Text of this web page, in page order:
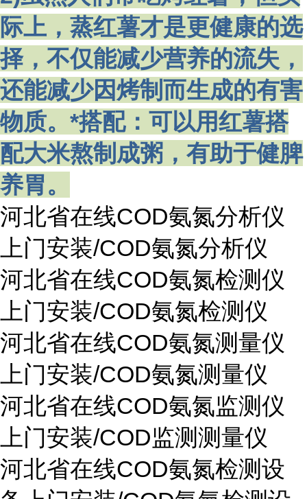
际上，蒸红薯才是更健康的选
择，不仅能减少营养的流失，
还能减少因烤制而生成的有害
物质。*搭配：可以用红薯搭
配大米熬制成粥，有助于健脾
养胃。
河北省在线COD氨氮分析仪
上门安装/COD氨氮分析仪
河北省在线COD氨氮检测仪
上门安装/COD氨氮检测仪
河北省在线COD氨氮测量仪
上门安装/COD氨氮测量仪
河北省在线COD氨氮监测仪
上门安装/COD监测测量仪
河北省在线COD氨氮检测设